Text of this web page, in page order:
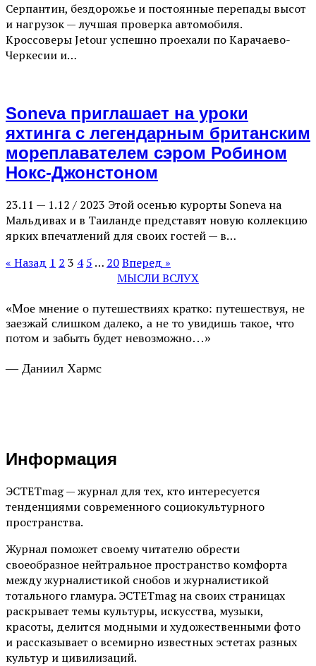
Серпантин, бездорожье и постоянные перепады высот
и нагрузок — лучшая проверка автомобиля.
Кроссоверы Jetour успешно проехали по Карачаево-
Черкесии и…
Soneva приглашает на уроки
яхтинга с легендарным британским
мореплавателем сэром Робином
Нокс-Джонстоном
23.11 — 1.12 / 2023 Этой осенью курорты Soneva на
Мальдивах и в Таиланде представят новую коллекцию
ярких впечатлений для своих гостей — в…
« Назад 1 2 3 4 5 … 20Вперед »
МЫСЛИ ВСЛУХ
«Мое мнение о путешествиях кратко: путешествуя, не
заезжай слишком далеко, а не то увидишь такое, что
потом и забыть будет невозможно…»
— Даниил Хармс
Информация
ЭСТЕТmag — журнал для тех, кто интересуется
тенденциями современного социокультурного
пространства.
Журнал поможет своему читателю обрести
своеобразное нейтральное пространство комфорта
между журналистикой снобов и журналистикой
тотального гламура. ЭСТЕТmag на своих страницах
раскрывает темы культуры, искусства, музыки,
красоты, делится модными и художественными фото
и рассказывает о всемирно известных эстетах разных
культур и цивилизаций.